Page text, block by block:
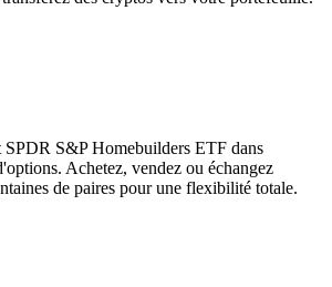
SPDR S&P Homebuilders ETF dans
Achetez, vendez ou échangez
de paires pour une flexibilité totale.